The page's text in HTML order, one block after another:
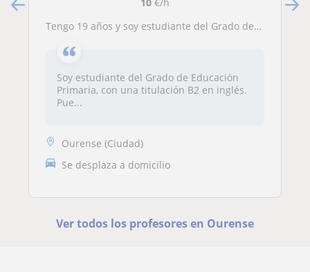
Tengo 19 años y soy estudiante del Grado de Educación Primaria, con una titulación B2 en inglés
Soy estudiante del Grado de Educación
Primaria, con una titulación B2 en inglés.
Pue...
Ourense (Ciudad)
Se desplaza a domicilio
Ver todos los profesores en Ourense